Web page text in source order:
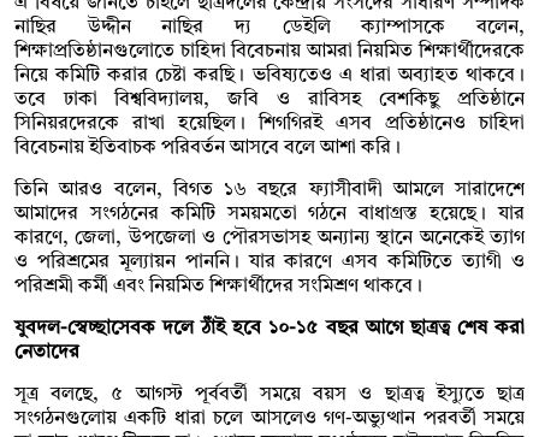
নাছির উদ্দীন নাছির দ্য ডেইলি ক্যাম্পাসকে বলেন,
শিক্ষাপ্রতিষ্ঠানগুলোতে চাহিদা বিবেচনায় আমরা নিয়মিত শিক্ষার্থীদেরকে
নিয়ে কমিটি করার চেষ্টা করছি। ভবিষ্যতেও এ ধারা অব্যাহত থাকবে।
তবে ঢাকা বিশ্ববিদ্যালয়, জবি ও রাবিসহ বেশকিছু প্রতিষ্ঠানে
সিনিয়রদেরকে রাখা হয়েছিল। শিগগিরই এসব প্রতিষ্ঠানেও চাহিদা
বিবেচনায় ইতিবাচক পরিবর্তন আসবে বলে আশা করি।
তিনি আরও বলেন, বিগত ১৬ বছরে ফ্যাসীবাদী আমলে সারাদেশে
আমাদের সংগঠনের কমিটি সময়মতো গঠনে বাধাগ্রস্ত হয়েছে। যার
কারণে, জেলা, উপজেলা ও পৌরসভাসহ অন্যান্য স্থানে অনেকেই ত্যাগ
ও পরিশ্রমের মূল্যায়ন পাননি। যার কারণে এসব কমিটিতে ত্যাগী ও
পরিশ্রমী কর্মী এবং নিয়মিত শিক্ষার্থীদের সংমিশ্রণ থাকবে।
যুবদল-স্বেচ্ছাসেবক দলে ঠাঁই হবে ১০-১৫বছর আগে ছাত্রত্ব শেষ করা
নেতাদের
সূত্র বলছে, ৫ আগস্ট পূর্ববর্তী সময়ে বয়স ও ছাত্রত্ব ইস্যুতে ছাত্র
সংগঠনগুলোয় একটি ধারা চলে আসলেও গণ-অভ্যুত্থান পরবর্তী সময়ে